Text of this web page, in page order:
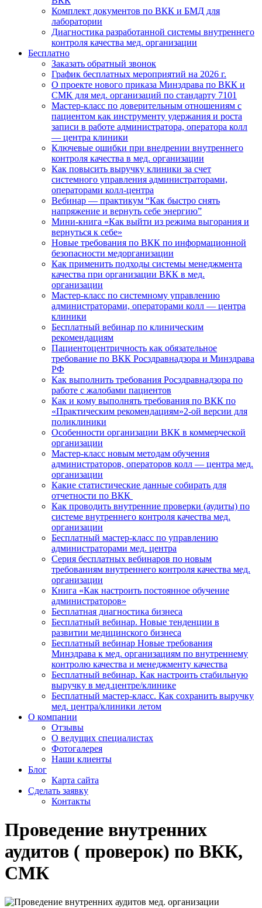
Комплект документов по ВКК и БМД для
лаборатории
Диагностика разработанной системы внутреннего
контроля качества мед. организации
Бесплатно
Заказать обратный звонок
График бесплатных мероприятий на 2026 г.
О проекте нового приказа Минздрава по ВКК и
СМК для мед. организаций по стандарту 7101
Мастер-класс по доверительным отношениям с
пациентом как инструменту удержания и роста
записи в работе администратора, оператора колл
— центра клиники
Ключевые ошибки при внедрении внутреннего
контроля качества в мед. организации
Как повысить выручку клиники за счет
системного управления администраторами,
операторами колл-центра
Вебинар — практикум “Как быстро снять
напряжение и вернуть себе энергию”
Мини-книга «Как выйти из режима выгорания и
вернуться к себе»
Новые требования по ВКК по информационной
безопасности медорганизации
Как применить подходы системы менеджмента
качества при организации ВКК в мед.
организации
Мастер-класс по системному управлению
администраторами, операторами колл — центра
клиники
Бесплатный вебинар по клиническим
рекомендациям
Пациентоцентричность как обязательное
требование по ВКК Росздравнадзора и Минздрава
РФ
Как выполнить требования Росздравнадзора по
работе с жалобами пациентов
Как и кому выполнять требования по ВКК по
«Практическим рекомендациям»2-ой версии для
поликлиники
Особенности организации ВКК в коммерческой
организации
Мастер-класс новым методам обучения
администраторов, операторов колл — центра мед.
организации
Какие статистические данные собирать для
отчетности по ВКК
Как проводить внутренние проверки (аудиты) по
системе внутреннего контроля качества мед.
организации
Бесплатный мастер-класс по управлению
администраторами мед. центра
Серия бесплатных вебинаров по новым
требованиям внутреннего контроля качества мед.
организации
Книга «Как настроить постоянное обучение
администраторов»
Бесплатная диагностика бизнеса
Бесплатный вебинар. Новые тенденции в
развитии медицинского бизнеса
Бесплатный вебинар Новые требования
Минздрава к мед. организациям по внутреннему
контролю качества и менеджменту качества
Бесплатный вебинар. Как настроить стабильную
выручку в мед.центре/клинике
Бесплатный мастер-класс. Как сохранить выручку
мед. центра/клиники летом
О компании
Отзывы
О ведущих специалистах
Фотогалерея
Наши клиенты
Блог
Карта сайта
Сделать заявку
Контакты
Проведение внутренних
аудитов ( проверок) по ВКК,
СМК